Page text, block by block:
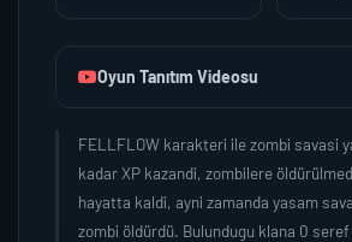
Oyun Tanıtım Videosu
FELLFLOW karakteri ile zombi savasi
kadar XP kazandi, zombilere
hayatta kaldi, ayni zamanda yasam
zombi öldürdü. Bulundugu klana 0